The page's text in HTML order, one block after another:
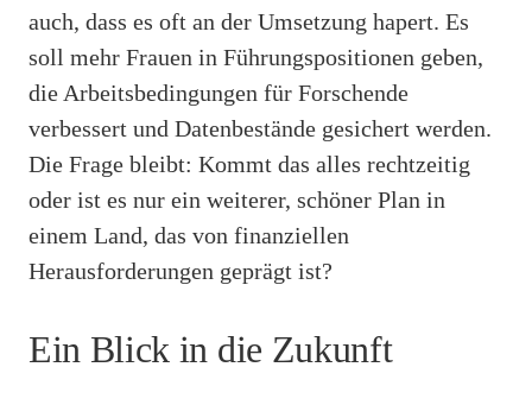
auch, dass es oft an der Umsetzung hapert. Es
soll mehr Frauen in Führungspositionen geben,
die Arbeitsbedingungen für Forschende
verbessert und Datenbestände gesichert werden.
Die Frage bleibt: Kommt das alles rechtzeitig
oder ist es nur ein weiterer, schöner Plan in
einem Land, das von finanziellen
Herausforderungen geprägt ist?
Ein Blick in die Zukunft